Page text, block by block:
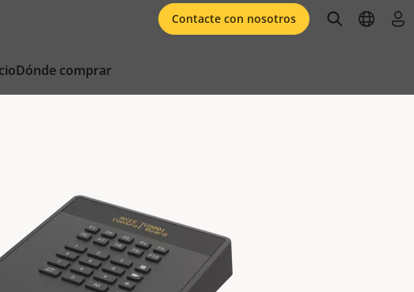
Dónde comprar
Contacte con nosotros openopen